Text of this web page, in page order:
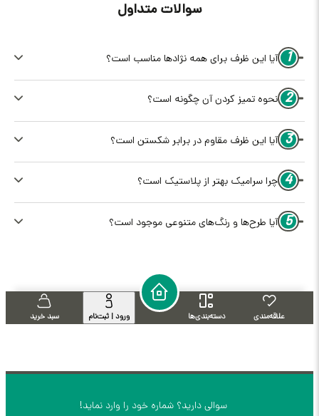
سوالات متداول
1 آیا این ظرف برای همه نژادها مناسب است؟
2 نحوه تمیز کردن آن چگونه است؟
3 آیا این ظرف مقاوم در برابر شکستن است؟
4 چرا سرامیک بهتر از پلاستیک است؟
5 آیا طرح‌ها و رنگ‌های متنوعی موجود است؟
علاقه‌مندی دسته‌بندی‌ها ورود | ثبت‌نام سبد خرید
سوالی دارید؟ شماره خود را وارد نماید!